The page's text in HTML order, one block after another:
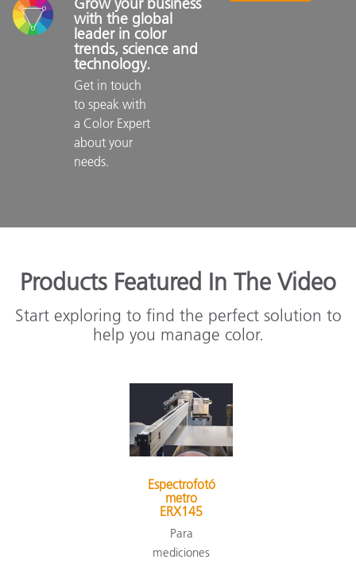
with the global
leader in color
trends, science and
technology.
Get in touch
to speak with
a Color Expert
about your
needs.
Products Featured In The Video
Start exploring to find the perfect solution to
help you manage color.
Espectrofotó
metro
ERX145
Para
mediciones